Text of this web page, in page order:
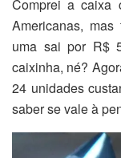
Comprei a caixa
Americanas,
uma sai por R$
caixinha, né?
24 unidades
saber se vale à